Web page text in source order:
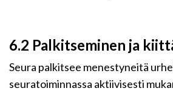
6.2 Palkitseminen ja
Seura palkitsee menestyneitä
seuratoiminnassa aktiivisesti